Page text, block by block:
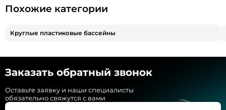
Похожие категории